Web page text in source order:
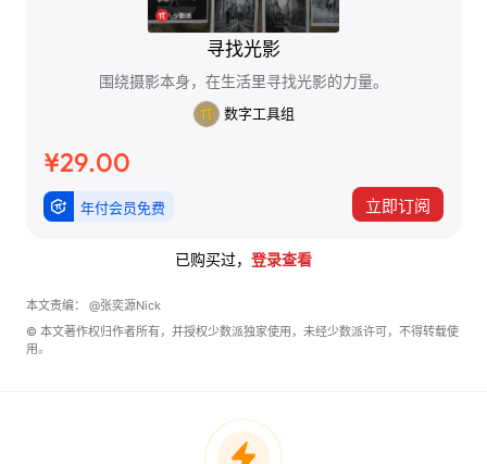
寻找光影
围绕摄影本身，在生活里寻找光影的力量。
数字工具组
¥29.00
年付会员免费 立即订阅
已购买过， 登录查看
本文责编： @张奕源Nick
© 本文著作权归作者所有，并授权少数派独家使用，未经少数派许可，不得转载使
用。